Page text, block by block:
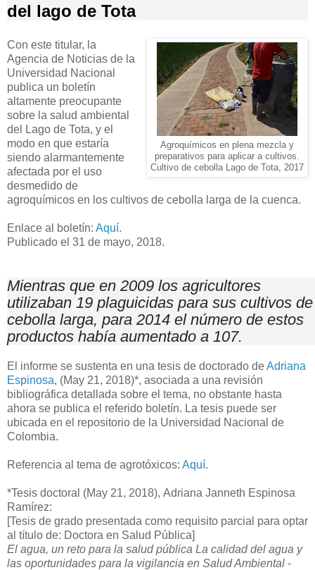
del lago de Tota
Agroquímicos en plena mezcla y
preparativos para aplicar a cultivos.
Cultivo de cebolla Lago de Tota, 2017
Con este titular, la
Agencia de Noticias de la
Universidad Nacional
publica un boletín
altamente preocupante
sobre la salud ambiental
del Lago de Tota, y el
modo en que estaría
siendo alarmantemente
afectada por el uso
desmedido de
agroquímicos en los cultivos de cebolla larga de la cuenca.
Enlace al boletín: Aquí.
Publicado el 31 de mayo, 2018.
Mientras que en 2009 los agricultores
utilizaban 19 plaguicidas para sus cultivos de
cebolla larga, para 2014 el número de estos
productos había aumentado a 107.
El informe se sustenta en una tesis de doctorado deAdriana
Espinosa, (May 21, 2018)*, asociada a una revisión
bibliográfica detallada sobre el tema, no obstante hasta
ahora se publica el referido boletín. La tesis puede ser
ubicada en el repositorio de la Universidad Nacional de
Colombia.
Referencia al tema de agrotóxicos: Aquí.
*Tesis doctoral (May 21, 2018), Adriana Janneth Espinosa
Ramírez:
[Tesis de grado presentada como requisito parcial para optar
al título de: Doctora en Salud Pública]
El agua, un reto para la salud pública La calidad del agua y
las oportunidades para la vigilancia en Salud Ambiental -